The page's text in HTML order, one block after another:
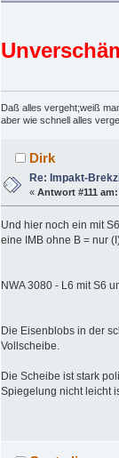
Daß alles vergeht;weiß
aber wie schnell alles
Dirk
Re: Impakt-
«Antwort #111 am:
Und hier noch ein mit
eine IMB ohne B = nur
NWA 3080 - L6 mit S6
Die Eisenblobs in der
Vollscheibe.
Die Scheibe ist stark
Spiegelung nicht leicht